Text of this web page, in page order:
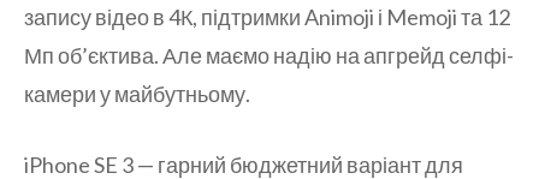
запису відео в 4К, підтримки Animoji і Memoji та 12
Мп об’єктива. Але маємо надію на апгрейд селфі-
камери у майбутньому.
iPhone SE 3 — гарний бюджетний варіант для